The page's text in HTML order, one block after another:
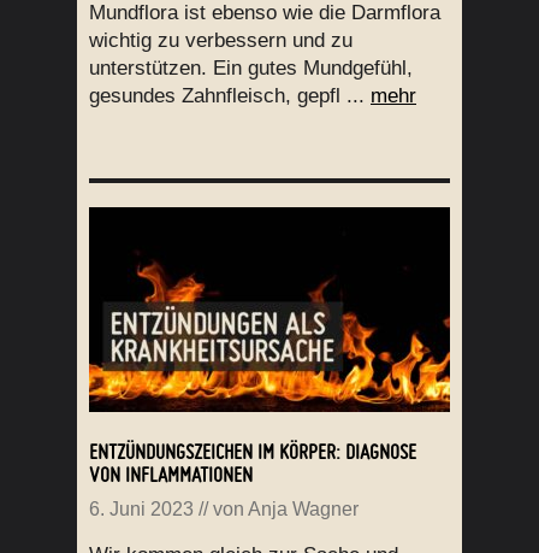
Mundflora ist ebenso wie die Darmflora
wichtig zu verbessern und zu
unterstützen. Ein gutes Mundgefühl,
gesundes Zahnfleisch, gepfl ... mehr
ENTZÜNDUNGSZEICHEN IM KÖRPER: DIAGNOSE
VON INFLAMMATIONEN
6. Juni 2023 // von Anja Wagner